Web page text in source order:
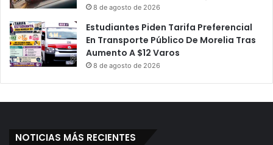
8 de agosto de 2026
Estudiantes Piden Tarifa Preferencial
En Transporte Público De Morelia Tras
Aumento A $12 Varos
8 de agosto de 2026
NOTICIAS MÁS RECIENTES